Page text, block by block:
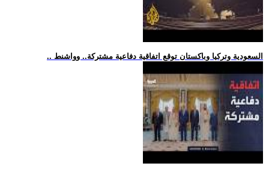
.. السعودية وتركيا وباكستان توقع اتفاقية دفاعية مشتركة.. وواشنط